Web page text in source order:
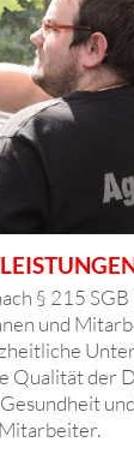
§ 215
und
Qualität der